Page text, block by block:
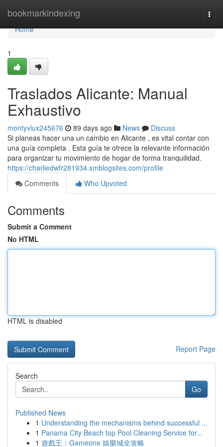
bookmarkindexing
Home
Home
1
Traslados Alicante: Manual
Exhaustivo
montyvlux245676 89 days ago News
Discuss
Si planeas hacer una un cambio en Alicante , es vital contar con
una guía completa . Esta guía te ofrece la relevante información
para organizar tu movimiento de hogar de forma tranquilidad.
https://charliedwfr281934.smblogsites.com/profile
Comments
Who Upvoted
Comments
Submit a Comment
No HTML
HTML is disabled
Report Page
Search
Go
Published News
1 Understanding the mechanisms behind successful ...
1 Panama City Beach top Pool Cleaning Service for...
1 遊戲王：Gameone 娛樂城全攻略